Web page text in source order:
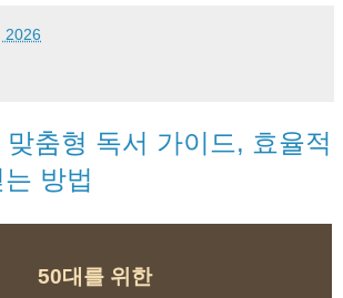
2026
춤형 독서 가이드, 효율적
방법
50대를 위한